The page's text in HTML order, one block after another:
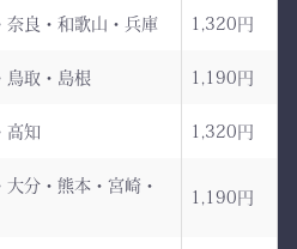
負のスイッチが入る。
――その一本を、あなたの
奈良・和歌山・兵庫 1,320円
鳥取・島根 1,190円
高知 1,320円
大分・熊本・宮崎・
1,190円